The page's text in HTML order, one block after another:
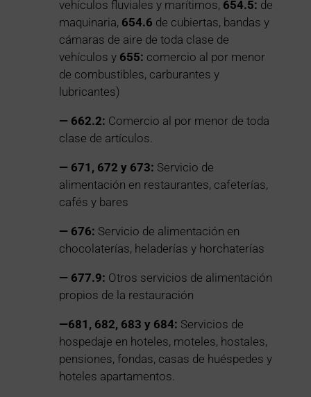
vehículos fluviales y marítimos, 654.5: de
maquinaria, 654.6 de cubiertas, bandas y
cámaras de aire de toda clase de
vehículos y 655: comercio al por menor
de combustibles, carburantes y
lubricantes)
— 662.2: Comercio al por menor de toda
clase de artículos.
— 671, 672 y 673: Servicio de
alimentación en restaurantes, cafeterías,
cafés y bares
— 676: Servicio de alimentación en
chocolaterías, heladerías y horchaterías
— 677.9: Otros servicios de alimentación
propios de la restauración
—681, 682, 683 y 684: Servicios de
hospedaje en hoteles, moteles, hostales,
pensiones, fondas, casas de huéspedes y
hoteles apartamentos.